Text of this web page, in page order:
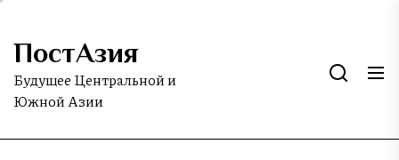
Skip
the
content
ПостАзия
Будущее Центральной и
Южной Азии